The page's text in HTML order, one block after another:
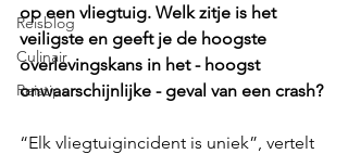
Reisblog
Culinair
Reistips
op een vliegtuig. Welk zitje is het
veiligste en geeft je de hoogste
overlevingskans in het - hoogst
onwaarschijnlijke - geval van een crash?
“Elk vliegtuigincident is uniek”, vertelt